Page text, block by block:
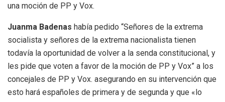
una moción de PP y Vox.
Juanma Badenas había pedido “Señores de la extrema
socialista y señores de la extrema nacionalista tienen
todavía la oportunidad de volver a la senda constitucional, y
les pide que voten a favor de la moción de PP y Vox” a los
concejales de PP y Vox. asegurando en su intervención que
esto hará españoles de primera y de segunda y que «lo